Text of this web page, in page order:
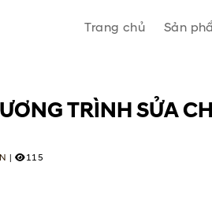
Trang chủ Sản
TRÌNH SỬA
| 115